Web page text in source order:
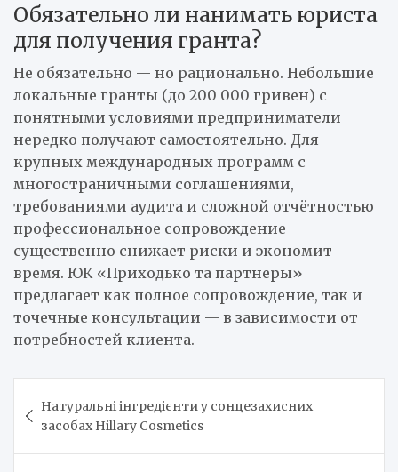
Обязательно ли нанимать юриста
для получения гранта?
Не обязательно — но рационально. Небольшие
локальные гранты (до 200 000 гривен) с
понятными условиями предприниматели
нередко получают самостоятельно. Для
крупных международных программ с
многостраничными соглашениями,
требованиями аудита и сложной отчётностью
профессиональное сопровождение
существенно снижает риски и экономит
время. ЮК «Приходько та партнеры»
предлагает как полное сопровождение, так и
точечные консультации — в зависимости от
потребностей клиента.
по
записям
Натуральні інгредієнти у сонцезахисних
засобах Hillary Cosmetics